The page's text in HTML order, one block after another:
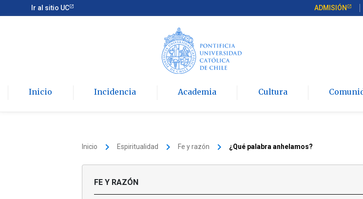
Ir al sitio UC ADMISIÓN
Inicio Incidencia Academia Cultura
Inicio keyboard_arrow_right Espiritualidad keyboard_arrow_right Fe y razón keyboard_arrow_right ¿Qué palabra anhelamos?
FE Y RAZÓN